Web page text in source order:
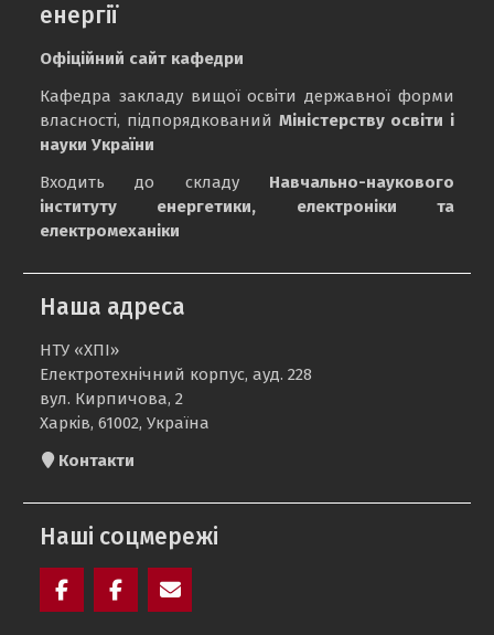
енергії
Офіційний сайт кафедри
Кафедра закладу вищої освіти державної форми
власності, підпорядкований Міністерству освіти і
науки України
Входить до складу Навчально-наукового
інституту енергетики, електроніки та
електромеханіки
Наша адреса
НТУ «ХПІ»
Електротехнічний корпус, ауд. 228
вул. Кирпичова, 2
Харків, 61002, Україна
Контакти
Наші соцмережі